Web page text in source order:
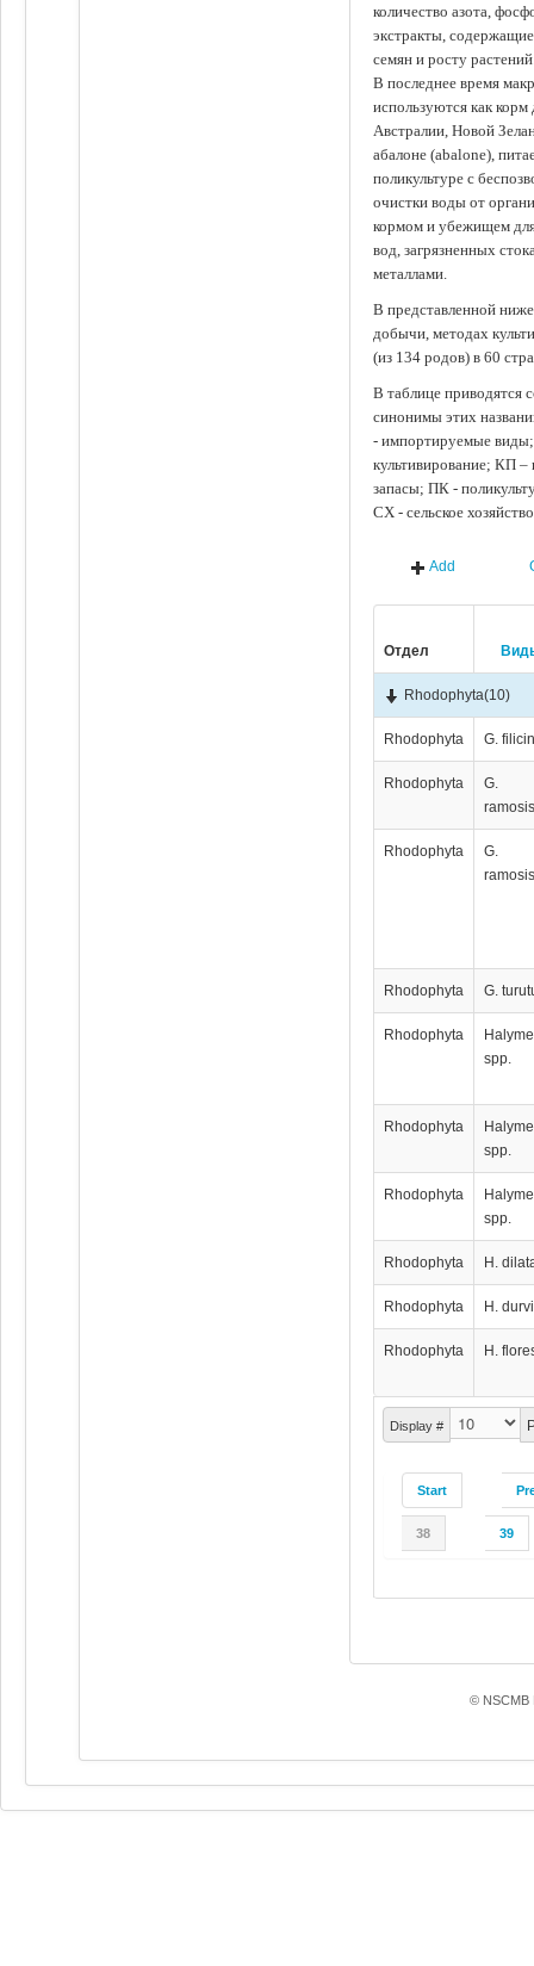
количество азота,
экстракты,
семян и росту
В последнее время
используются как
Австралии, Новой
абалоне (abalone),
поликультуре с
очистки воды от
кормом и убежищем
вод, загрязненных
металлами.
В представленной
добычи, методах
(из 134 родов) в 60
В таблице приводятся
синонимы этих
- импортируемые
культивирование; КП
запасы; ПК -
СХ - сельское
Add
Отдел
Display #
Start
38 39
Rhodophyta(10)
Rhodophyta G.
Rhodophyta
G.
Rhodophyta
G.
Rhodophyta G.
Rhodophyta
spp.
Rhodophyta
spp.
Rhodophyta
spp.
Rhodophyta H.
Rhodophyta H.
Rhodophyta H.
© NSCMB